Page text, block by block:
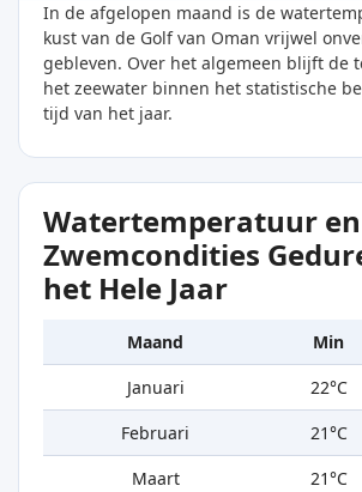
In de afgelopen maand is de
kust van de Golf van Oman vrijwel
gebleven. Over het algemeen blijft de
het zeewater binnen het statistische
tijd van het jaar.
Watertemperatuur en
Zwemcondities
het Hele Jaar
Maand Min
Januari
22°C
Februari
21°C
Maart
21°C